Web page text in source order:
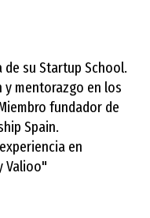
de su Startup School.
y mentorazgo en los
fundador de
Spain.
en
Valioo"